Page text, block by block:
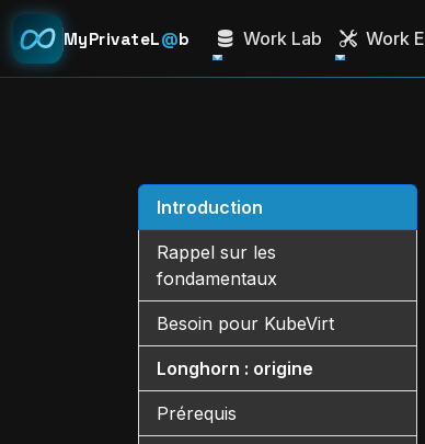
MyPrivateL@b Work Lab Work
Introduction
Rappel sur les
fondamentaux
Besoin pour KubeVirt
Longhorn : origine
Prérequis